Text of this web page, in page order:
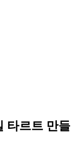
타르트 만들